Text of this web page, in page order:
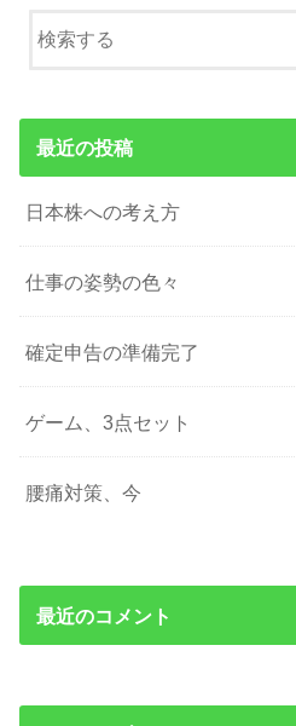
最近の投稿
日本株への考え方
仕事の姿勢の色々
確定申告の準備完了
ゲーム、3点セット
腰痛対策、今
最近のコメント